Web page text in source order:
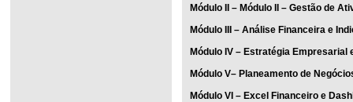
Módulo II – Módulo II – Gestão de
Módulo III – Análise Financeira e
Módulo IV – Estratégia Empresarial
Módulo V– Planeamento de
Módulo VI – Excel Financeiro e